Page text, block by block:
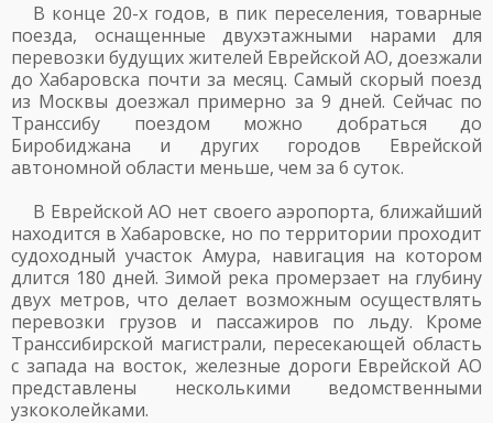
В конце 20-х годов, в пик переселения, товарные
поезда, оснащенные двухэтажными нарами для
перевозки будущих жителей Еврейской АО, доезжали
до Хабаровска почти за месяц. Самый скорый поезд
из Москвы доезжал примерно за 9 дней. Сейчас по
Транссибу поездом можно добраться до
Биробиджана и других городов Еврейской
автономной области меньше, чем за 6 суток.
В Еврейской АО нет своего аэропорта, ближайший
находится в Хабаровске, но по территории проходит
судоходный участок Амура, навигация на котором
длится 180 дней. Зимой река промерзает на глубину
двух метров, что делает возможным осуществлять
перевозки грузов и пассажиров по льду. Кроме
Транссибирской магистрали, пересекающей область
с запада на восток, железные дороги Еврейской АО
представлены несколькими ведомственными
узкоколейками.